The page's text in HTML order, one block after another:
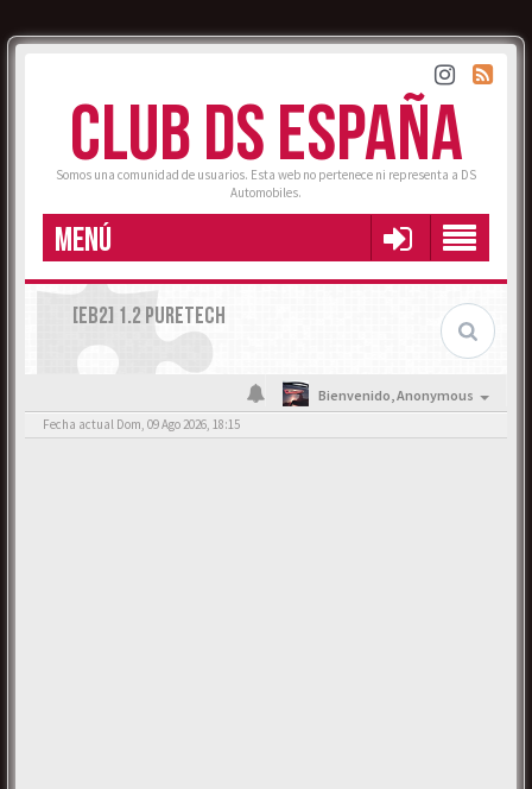
CLUB DS ESPAÑA
Somos una comunidad de usuarios. Esta web no pertenece ni representa a DS
Automobiles.
MENÚ
[EB2] 1.2 PURETECH
Bienvenido,Anonymous
Fecha actual Dom, 09 Ago 2026, 18:15